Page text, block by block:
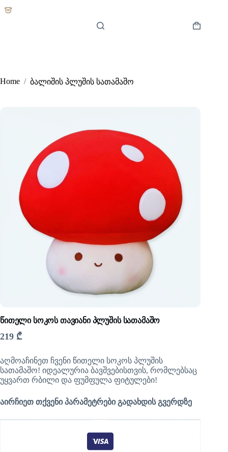
to
Shopping
Home / ბალიშის პლუშის სათამაშო
წითელი სოკოს თავიანი პლუშის სათამაშო
219 ₾
აღმოაჩინეთ ჩვენი წითელი სოკოს პლუშის
სათამაშო! იდეალურია ბავშვებისთვის, რომლებსაც
უყვართ რბილი და ფუმფულა ფიტულები!
აირჩიეთ თქვენი პარამეტრები გადახდის გვერდზე